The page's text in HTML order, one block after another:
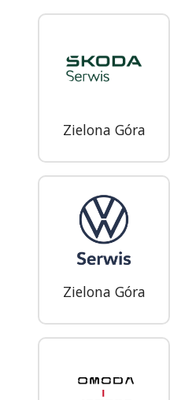
Zielona Góra
Zielona Góra